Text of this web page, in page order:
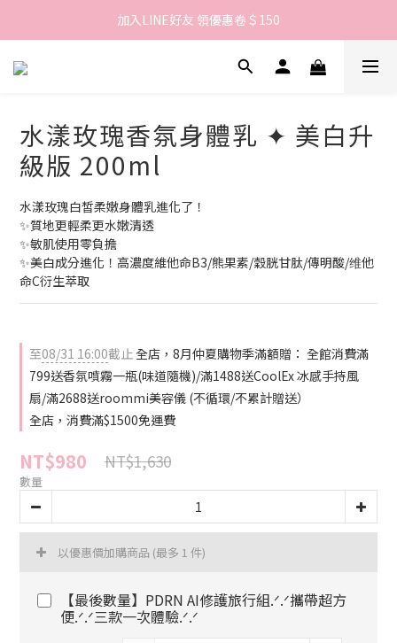
歡迎來到LAMBENCY 💓 註冊會員享＄100購物金！
加入LINE好友 領優惠卷＄150
歡迎來到LAMBENCY 💓 註冊會員享＄100購物金！
水漾玫瑰香氛身體乳 ✦ 美白升
級版 200ml
水漾玫瑰白皙柔嫩身體乳進化了！
✨質地更輕柔更水嫩清透
✨敏肌使用零負擔
✨美白成分進化！高濃度維他命B3/熊果素/穀胱甘肽/傳明酸/维他
命C衍生萃取
至08/31 16:00截止全店，8月仲夏購物季滿額贈： 全館消費滿
799送香氛噴霧一瓶(味道隨機)/滿1488送CoolEx 冰感手持風
扇/滿2688送roommi美容儀 (不循環/不累計贈送）
全店，消費滿$1500免運費
NT$980 NT$1,630
數量
以優惠價加購商品 (最多 1 件)
【最後數量】PDRN AI修護旅行組.ᐟ.ᐟ攜帶超方
便.ᐟ.ᐟ三款一次體驗.ᐟ.ᐟ